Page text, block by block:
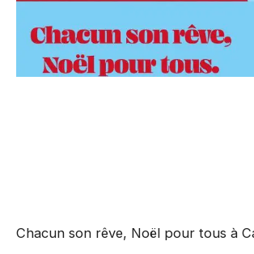
Chacun son rêve, Noël pour tous à